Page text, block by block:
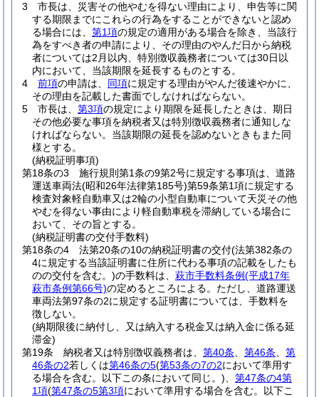
3
市長は、災害その他やむを得ない理由により、申告等に関
する期限までにこれらの行為をすることができないと認め
る場合には、 第1項の規定の適用がある場合を除き、当該行
為をすべき者の申請により、その理由のやんだ日から納税
者については2月以内、特別徴収義務者については30日以
内において、当該期限を延長するものとする。
4
前項の申請は、 同項に規定する理由がやんだ後速やかに、
その理由を記載した書面でしなければならない。
5
市長は、 第3項の規定により期限を延長したときは、期日
その他必要な事項を納税者又は特別徴収義務者に通知しな
ければならない。 当該期限の延長を認めないときもまた同
様とする。
(納税証明事項)
第18条の3
施行規則第1条の9第2号に規定する事項は、道路
運送車両法(昭和26年法律第185号)第59条第1項に規定する
検査対象軽自動車又は2輪の小型自動車について天災その他
やむを得ない事由により軽自動車税を滞納している場合に
おいて、その旨とする。
(納税証明書の交付手数料)
第18条の4
法第20条の10の納税証明書の交付(法第382条の
4に規定する当該証明書に住所に代わる事項の記載をしたも
のの交付を含む。)の手数料は、 萩市手数料条例(平成17年
萩市条例第66号)の定めるところによる。 ただし、道路運送
車両法第97条の2に規定する証明書については、手数料を
徴しない。
(納期限後に納付し、又は納入する税金又は納入金に係る延
滞金)
第19条
納税者又は特別徴収義務者は、 第40条 第46条
第
46条の2若しくは第46条の5(第53条の7の2において準用す
る場合を含む。以下この条において同じ。)
第47条の4第
1項(第47条の5第3項において準用する場合を含む。以下こ